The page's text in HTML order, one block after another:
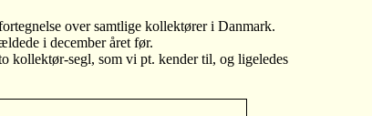
over samtlige kollektører i Danmark.
i december året før.
kollektør-segl, som vi pt. kender til, og ligeledes